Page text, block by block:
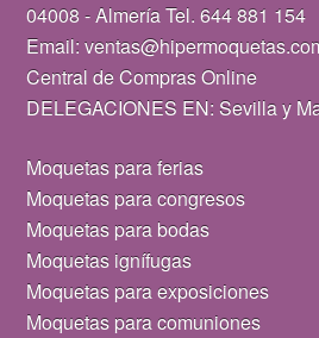
04008 - Almería Tel. 644 881 154
Email:
Central de Compras Online
DELEGACIONES EN: Sevilla y
Moquetas para ferias
Moquetas para congresos
Moquetas para bodas
Moquetas ignífugas
Moquetas para exposiciones
Moquetas para comuniones